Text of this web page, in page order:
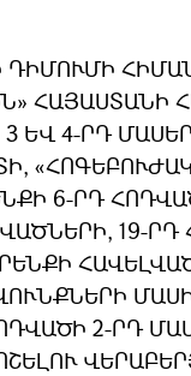
ՀԱՅԱՍՏԱՆԻ
ԵՎ 4-ՐԴ
6-ՐԴ
19-
2-ՐԴ